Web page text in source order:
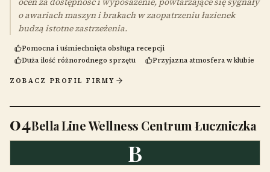
o awariach maszyn i brakach w zaopatrzeniu łazienek
budzą istotne zastrzeżenia.
Pomocna i uśmiechnięta obsługa recepcji
Duża ilość różnorodnego sprzętu
Przyjazna atmosfera w klubie
ZOBACZ PROFIL FIRMY
04Bella Line Wellness Centrum Łuczniczka
B